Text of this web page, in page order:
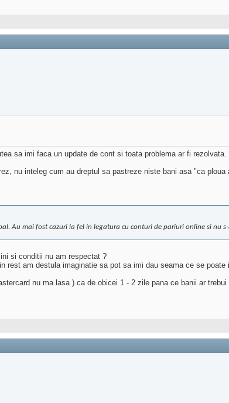
sa imi faca un update de cont si toata problema ar fi rezolvata.
nu inteleg cum au dreptul sa pastreze niste bani asa "ca ploua
Au mai fost cazuri la fel in legatura cu conturi de pariuri online si nu
si conditii nu am respectat ?
rest am destula imaginatie sa pot sa imi dau seama ce se poate
nu ma lasa ) ca de obicei 1 - 2 zile pana ce banii ar